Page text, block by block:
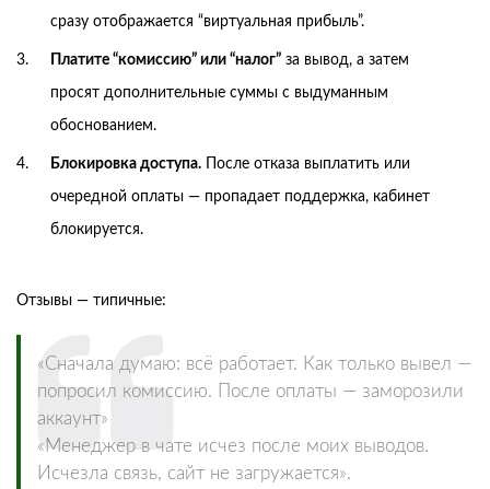
сразу отображается “виртуальная прибыль”.
Платите “комиссию” или “налог” за вывод, а затем
просят дополнительные суммы с выдуманным
обоснованием.
Блокировка доступа. После отказа выплатить или
очередной оплаты — пропадает поддержка, кабинет
блокируется.
Отзывы — типичные:
«Сначала думаю: всё работает. Как только вывел —
попросил комиссию. После оплаты — заморозили
аккаунт»
«Менеджер в чате исчез после моих выводов.
Исчезла связь, сайт не загружается».